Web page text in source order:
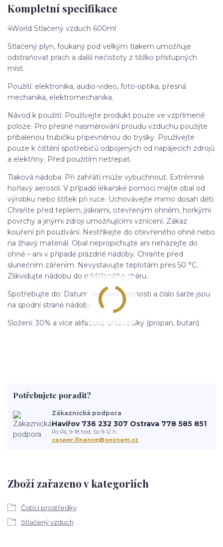
Kompletní specifikace
4World Stlačený vzduch 600ml
Stlačený plyn, foukaný pod velkým tlakem umožňuje
odstraňovat prach a další nečistoty z těžko přístupných
míst.
Použití: elektronika, audio-video, foto-optika, přesná
mechanika, elektromechanika.
Návod k použití: Používejte produkt pouze ve vzpřímené
poloze. Pro přesné nasměrování proudu vzduchu použijte
přibalenou trubičku připevněnou do trysky. Používejte
pouze k čištění spotřebičů odpojených od napájecích zdrojů
a elektřiny. Před použitím netřepat.
Tlaková nádoba: Při zahřátí může vybuchnout. Extrémně
hořlavý aerosol. V případě lékařské pomoci mějte obal od
výrobku nebo štítek při ruce. Uchovávejte mimo dosah dětí.
Chraňte před teplem, jiskrami, otevřeným ohněm, horkými
povrchy a jinými zdroji umožňujícími vznícení. Zákaz
kouření při používání. Nestříkejte do otevřeného ohně nebo
na žhavý materiál. Obal nepropichujte ani neházejte do
ohně – ani v případě prázdné nádoby. Chraňte před
slunečním zářením. Nevystavujte teplotám přes 50 °C.
Zlikvidujte nádobu do odděleného sběru.
Spotřebujte do: Datum vypršení platnosti a číslo šarže jsou
na spodní straně nádoby.
Složení: 30% a více alifatické uhlovodíky (propan, butan).
Zboží zařazeno v kategoriích
Čistící prostředky
Stlačený vzduch
Potřebujete poradit?
Zákaznická podpora
Havířov 736 232 307 Ostrava 778 585 851
Po-Pá, 9-18 hod. So 9-12 h.
casper.finance@seznam.cz